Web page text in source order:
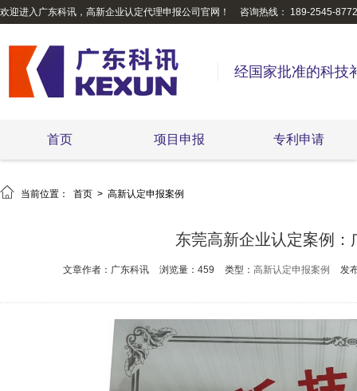
欢迎进入广东科讯，高新企业认定代理申报公司官网！ 咨询热线： 189-2545-8772
经国家批准的科技
首页 项目申报 专利申请
 当前位置： 首页 > 高新认定申报案例
东莞高新企业认定案例
文章作者：广东科讯 浏览量：459 类型： 高新认定申报案例 发